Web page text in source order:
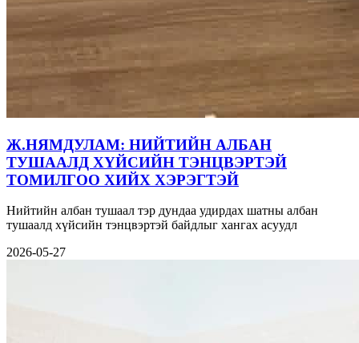
Ж.НЯМДУЛАМ: НИЙТИЙН АЛБАН
ТУШААЛД ХҮЙСИЙН ТЭНЦВЭРТЭЙ
ТОМИЛГОО ХИЙХ ХЭРЭГТЭЙ
Нийтийн албан тушаал тэр дундаа удирдах шатны албан
тушаалд хүйсийн тэнцвэртэй байдлыг хангах асуудл
2026-05-27